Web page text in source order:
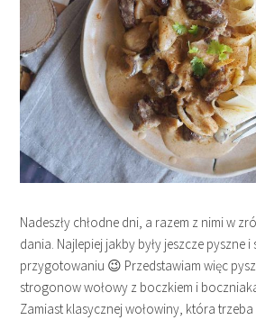
Nadeszły chłodne dni, a razem z nimi w
dania. Najlepiej jakby były jeszcze pyszne i
przygotowaniu 😉 Przedstawiam więc
strogonow wołowy z boczkiem i
Zamiast klasycznej wołowiny, która trzeba